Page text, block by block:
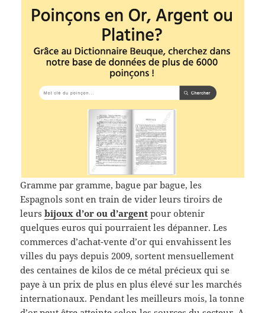
Gramme par gramme, bague par bague, les
Espagnols sont en train de vider leurs tiroirs de
leurs bijoux d’or ou d’argent pour obtenir
quelques euros qui pourraient les dépanner. Les
commerces d’achat-vente d’or qui envahissent les
villes du pays depuis 2009, sortent mensuellement
des centaines de kilos de ce métal précieux qui se
paye à un prix de plus en plus élevé sur les marchés
internationaux. Pendant les meilleurs mois, la tonne